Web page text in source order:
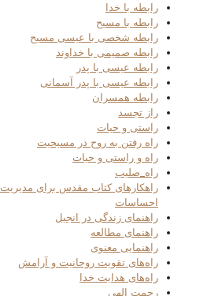
رابطه با خدا
رابطه با مسیح
رابطه شخصی با عیسی مسیح
رابطه صمیمی با خداوند
رابطه عیسی با پدر
رابطه عیسی با پدر آسمانی
رابطه همسران
راز تجسد
راستی و حیات
راه رفتن به روح در مسیحیت
راه و راستی و حیات
راه_صلیب
راهکارهای کتاب مقدس برای مدیریت
احساسات
راهنمای زندگی در انجیل
راهنمای مطالعه
راهنمایی معنوی
راه‌های تقویت روحانیت و آرامش
راه‌های هدایت خدا
رحمت الهی